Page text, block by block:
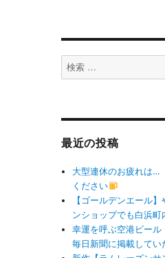
検
索
最近の投稿
大型連休のお疲れは
ください
【ゴールデンエール
ンショップでも白浜
幸運を呼ぶ空港ビール
毎日新聞に掲載してい